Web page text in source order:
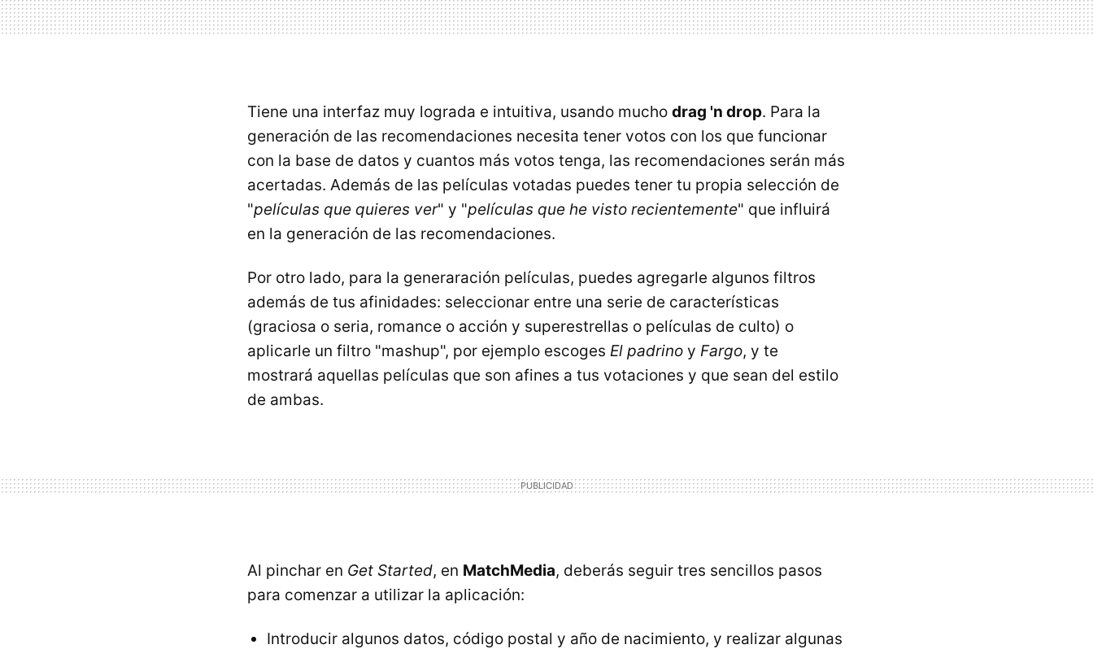
Tiene una interfaz muy lograda e intuitiva, usando mucho drag 'n drop. Para la
generación de las recomendaciones necesita tener votos con los que funcionar
con la base de datos y cuantos más votos tenga, las recomendaciones serán más
acertadas. Además de las películas votadas puedes tener tu propia selección de
"películas que quieres ver" y "películas que he visto recientemente" que influirá
en la generación de las recomendaciones.
Por otro lado, para la generaración películas, puedes agregarle algunos filtros
además de tus afinidades: seleccionar entre una serie de características
(graciosa o seria, romance o acción y superestrellas o películas de culto) o
aplicarle un filtro "mashup", por ejemplo escoges El padrino y Fargo, y te
mostrará aquellas películas que son afines a tus votaciones y que sean del estilo
de ambas.
Al pinchar en Get Started, en MatchMedia, deberás seguir tres sencillos pasos
para comenzar a utilizar la aplicación:
Introducir algunos datos, código postal y año de nacimiento, y realizar algunas